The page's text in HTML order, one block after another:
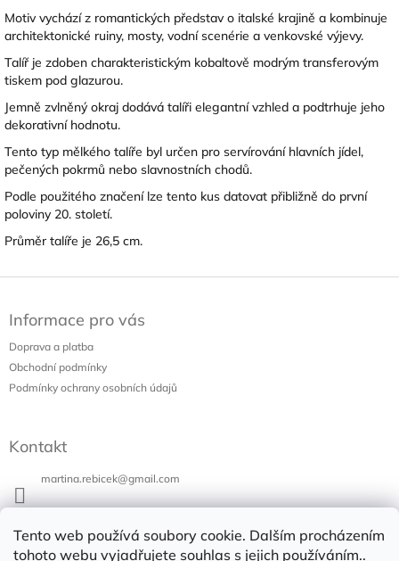
Tento web používá soubory cookie. Dalším procházením
tohoto webu vyjadřujete souhlas s jejich používáním..
Motiv vychází z romantických představ o italské krajině a kombinuje
architektonické ruiny, mosty, vodní scenérie a venkovské výjevy.
Talíř je zdoben charakteristickým kobaltově modrým transferovým
tiskem pod glazurou.
Jemně zvlněný okraj dodává talíři elegantní vzhled a podtrhuje jeho
dekorativní hodnotu.
Tento typ mělkého talíře byl určen pro servírování hlavních jídel,
pečených pokrmů nebo slavnostních chodů.
Podle použitého značení lze tento kus datovat přibližně do první
poloviny 20. století.
Průměr talíře je 26,5 cm.
Informace pro vás
Doprava a platba
Obchodní podmínky
Podmínky ochrany osobních údajů
Kontakt
martina.rebicek@gmail.com
Bazar v Poli